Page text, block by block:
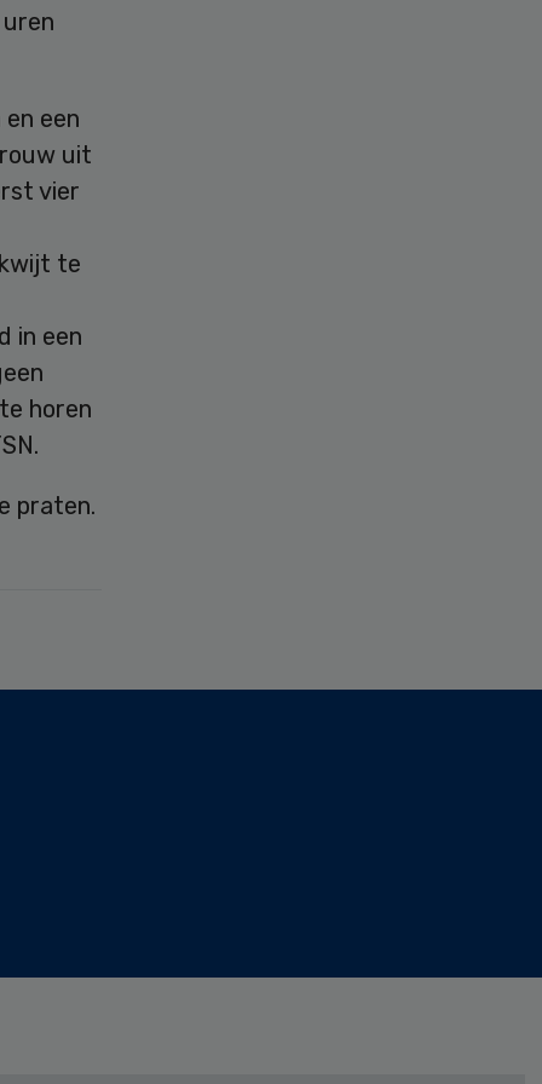
een
uit
vier
te
in een
horen
praten.